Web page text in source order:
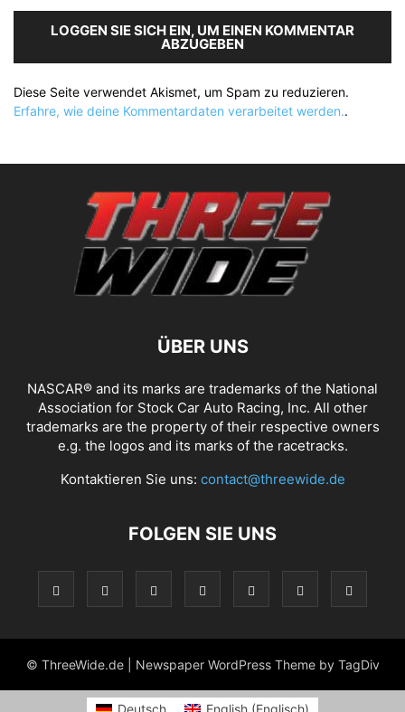
LOGGEN SIE SICH EIN, UM EINEN KOMMENTAR
ABZUGEBEN
Diese Seite verwendet Akismet, um Spam zu reduzieren.
Erfahre, wie deine Kommentardaten verarbeitet werden..
ÜBER UNS
NASCAR® and its marks are trademarks of the National
Association for Stock Car Auto Racing, Inc. All other
trademarks are the property of their respective owners
e.g. the logos and its marks of the racetracks.
Kontaktieren Sie uns: contact@threewide.de
FOLGEN SIE UNS
© ThreeWide.de | Newspaper WordPress Theme by TagDiv